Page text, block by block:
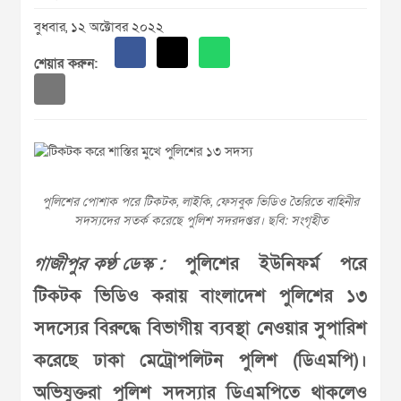
বুধবার, ১২ অক্টোবর ২০২২
শেয়ার করুন:
পুলিশের পোশাক পরে টিকটক, লাইকি, ফেসবুক ভিডিও তৈরিতে বাহিনীর
সদস্যদের সতর্ক করেছে পুলিশ সদরদপ্তর। ছবি: সংগৃহীত
গাজীপুর কণ্ঠ ডেস্ক :পুলিশের ইউনিফর্ম পরে
টিকটক ভিডিও করায় বাংলাদেশ পুলিশের ১৩
সদস্যের বিরুদ্ধে বিভাগীয় ব্যবস্থা নেওয়ার সুপারিশ
করেছে ঢাকা মেট্রোপলিটন পুলিশ (ডিএমপি)।
অভিযুক্তরা পুলিশ সদস্যার ডিএমপিতে থাকলেও